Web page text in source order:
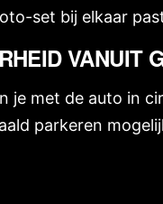
set bij elkaar
VANUIT
je met de auto in
parkeren